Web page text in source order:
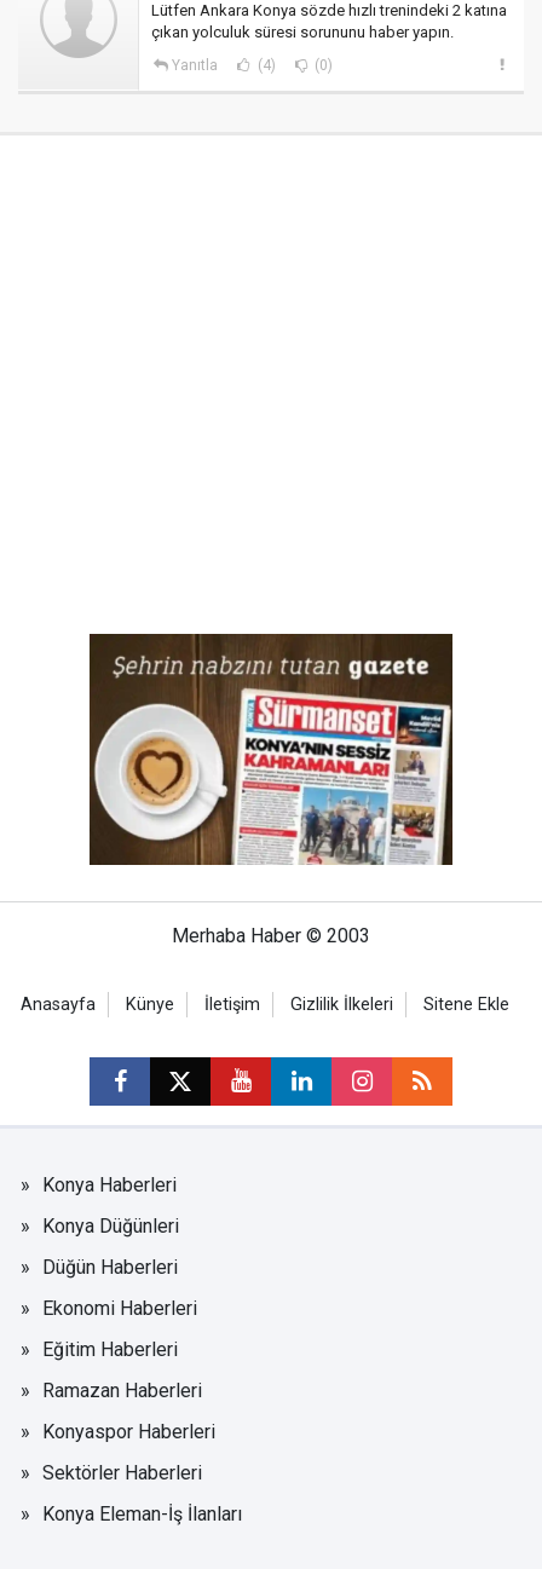
Lütfen Ankara Konya sözde hızlı trenindeki 2 katına
çıkan yolculuk süresi sorununu haber yapın.
Yanıtla (4) (0)
Merhaba Haber © 2003
Anasayfa Künye İletişim Gizlilik İlkeleri Sitene Ekle
Konya Haberleri
Konya Düğünleri
Düğün Haberleri
Ekonomi Haberleri
Eğitim Haberleri
Ramazan Haberleri
Konyaspor Haberleri
Sektörler Haberleri
Konya Eleman-İş İlanları